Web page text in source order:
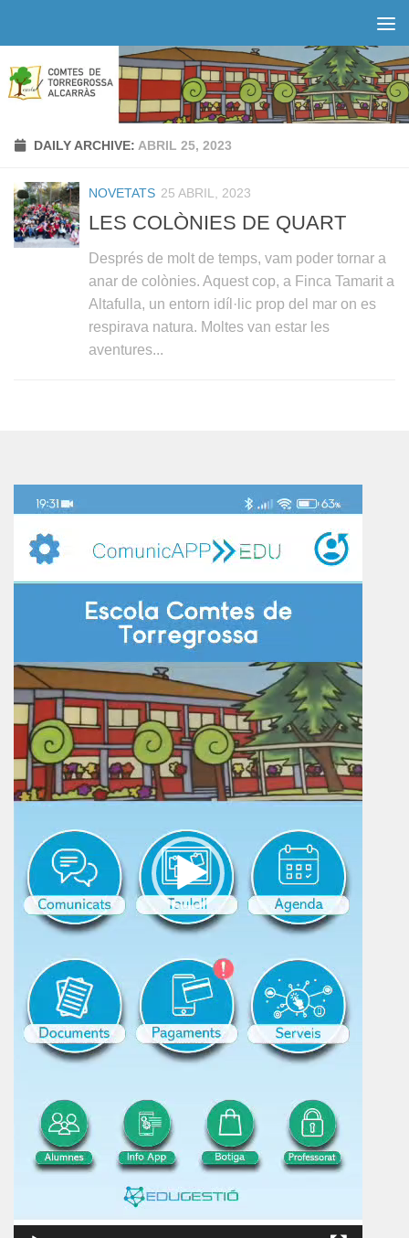
DAILY ARCHIVE: ABRIL 25, 2023
NOVETATS 25 ABRIL, 2023
LES COLÒNIES DE QUART
Després de molt de temps, vam poder tornar a
anar de colònies. Aquest cop, a Finca Tamarit a
Altafulla, un entorn idíl·lic prop del mar on es
respirava natura. Moltes van estar les
aventures...
de
vídeo